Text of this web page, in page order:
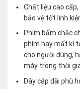
Chất liệu cao
bảo vệ tốt linh
Phím bấm chắc
phím hay mất kí
cho người dùng,
máy trong thời
Dây cáp dài phù